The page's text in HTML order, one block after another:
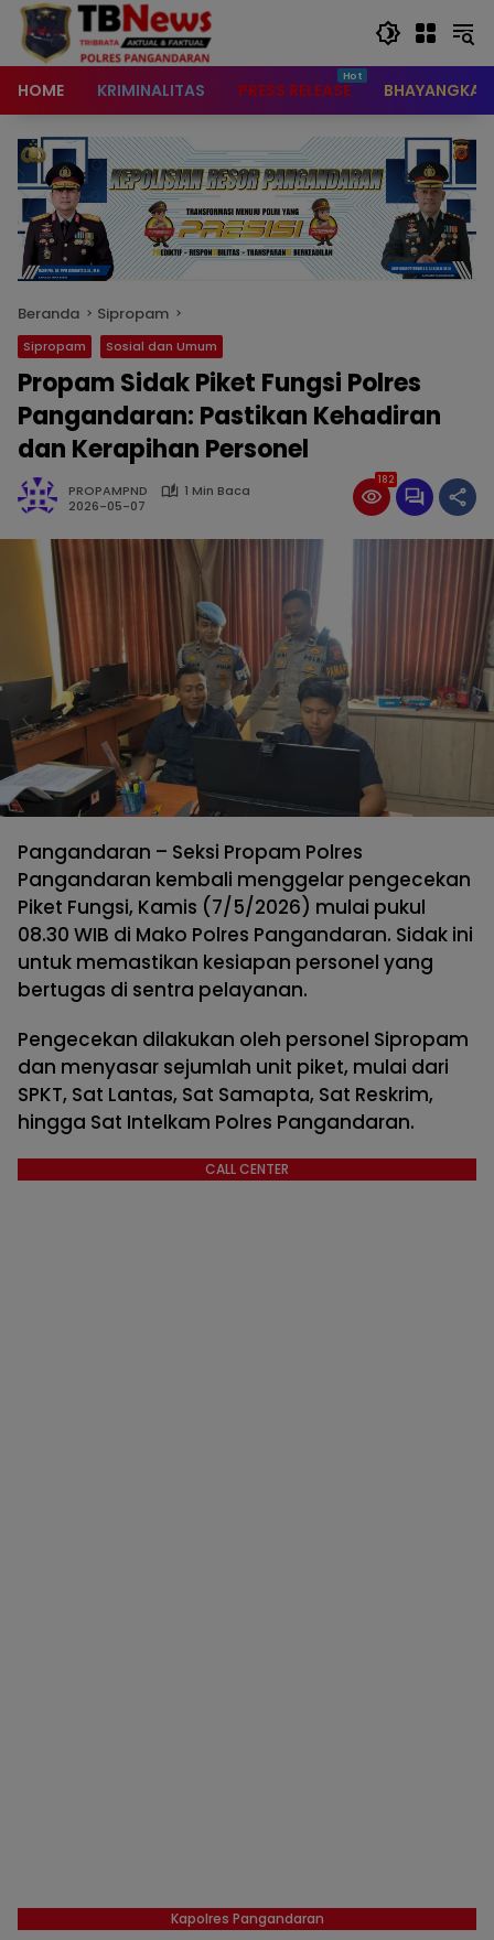
content
HOME KRIMINALITAS PRESS RELEASE BHAYANGKARI
Beranda Sipropam
Sipropam Sosial dan Umum
Propam Sidak Piket Fungsi Polres
Pangandaran: Pastikan Kehadiran
dan Kerapihan Personel
PROPAMPND
1 Min Baca
2026-05-07
182
Pangandaran – Seksi Propam Polres
Pangandaran kembali menggelar pengecekan
Piket Fungsi, Kamis (7/5/2026) mulai pukul
08.30 WIB di Mako Polres Pangandaran. Sidak ini
untuk memastikan kesiapan personel yang
bertugas di sentra pelayanan.
Pengecekan dilakukan oleh personel Sipropam
dan menyasar sejumlah unit piket, mulai dari
SPKT, Sat Lantas, Sat Samapta, Sat Reskrim,
hingga Sat Intelkam Polres Pangandaran.
CALL CENTER
Kapolres Pangandaran